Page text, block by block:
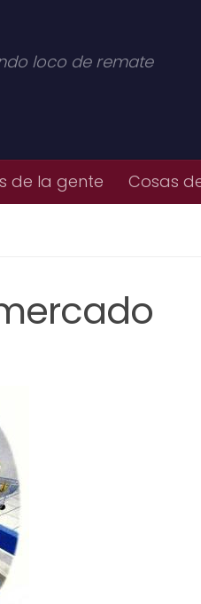
loco de remate
de la gente Cosas